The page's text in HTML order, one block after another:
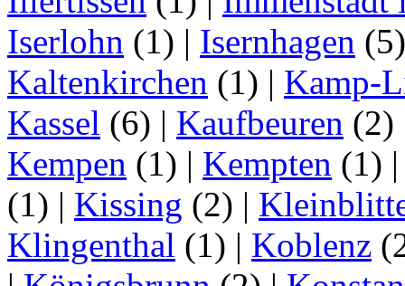
Iserlohn (1) | Isernhagen
Kaltenkirchen (1) | Kamp-
Kassel (6) | Kaufbeuren (2)
Kempen (1) | Kempten (1)
(1) | Kissing (2) |
Klingenthal (1) | Koblenz